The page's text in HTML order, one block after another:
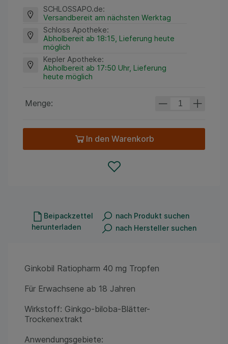
SCHLOSSAPO.de:
Versandbereit am nächsten Werktag
Schloss Apotheke:
Abholbereit ab 18:15, Lieferung heute
möglich
Kepler Apotheke:
Abholbereit ab 17:50 Uhr, Lieferung
heute möglich
Menge:
In den Warenkorb
Beipackzettel
herunterladen
nach Produkt suchen
nach Hersteller suchen
Ginkobil Ratiopharm 40 mg Tropfen
Für Erwachsene ab 18 Jahren
Wirkstoff: Ginkgo-biloba-Blätter-
Trockenextrakt
Anwendungsgebiete: